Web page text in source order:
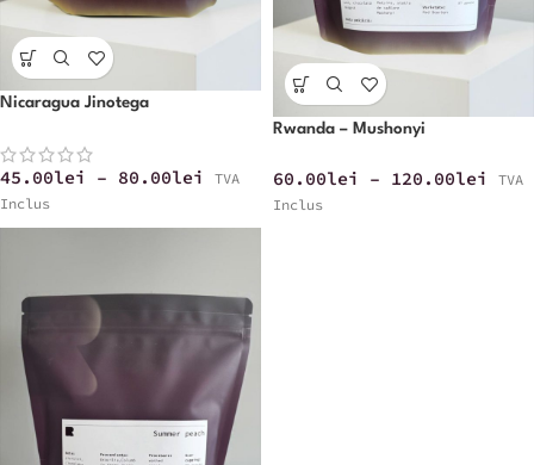
Nicaragua Jinotega
45.00lei – 80.00lei
TVA
Inclus
Rwanda – Mushonyi
60.00lei – 120.00lei
TVA
Inclus